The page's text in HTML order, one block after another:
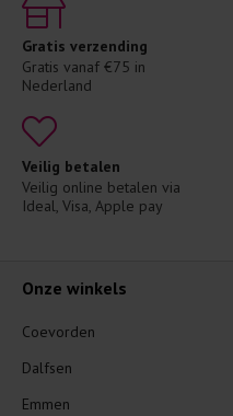
Gratis verzending
Gratis vanaf €75 in
Nederland
Veilig betalen
Veilig online betalen via
Ideal, Visa, Apple pay
Onze winkels
Coevorden
Dalfsen
Emmen